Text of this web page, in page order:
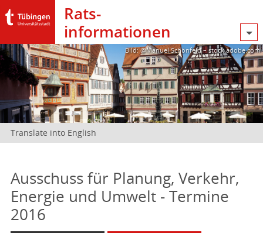
Rats­
informationen
Bild: @Manuel Schönfeld – stock.adobe.com
Translate into English
Ausschuss für Planung, Verkehr,
Energie und Umwelt - Termine
2016